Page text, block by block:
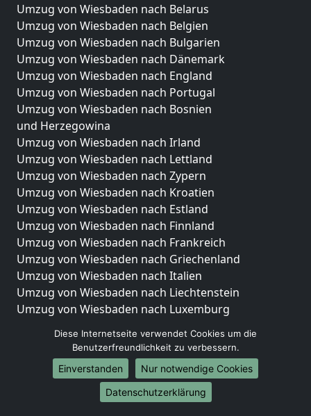
Umzug von Wiesbaden nach Belarus
Umzug von Wiesbaden nach Belgien
Umzug von Wiesbaden nach Bulgarien
Umzug von Wiesbaden nach Dänemark
Umzug von Wiesbaden nach England
Umzug von Wiesbaden nach Portugal
Umzug von Wiesbaden nach Bosnien
und Herzegowina
Umzug von Wiesbaden nach Irland
Umzug von Wiesbaden nach Lettland
Umzug von Wiesbaden nach Zypern
Umzug von Wiesbaden nach Kroatien
Umzug von Wiesbaden nach Estland
Umzug von Wiesbaden nach Finnland
Umzug von Wiesbaden nach Frankreich
Umzug von Wiesbaden nach Griechenland
Umzug von Wiesbaden nach Italien
Umzug von Wiesbaden nach Liechtenstein
Umzug von Wiesbaden nach Luxemburg
Umzug von Wiesbaden nach Norwegen
Umzüge-Deutschlandweit
Umzug von Wiesbaden nach Berlin
Diese Internetseite verwendet Cookies um die
Benutzerfreundlichkeit zu verbessern.
Einverstanden
Nur notwendige Cookies
Datenschutzerklärung